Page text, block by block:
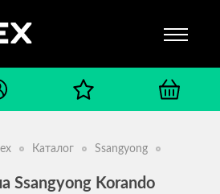
Каталог
Ssangyong
Ssangyong Korando